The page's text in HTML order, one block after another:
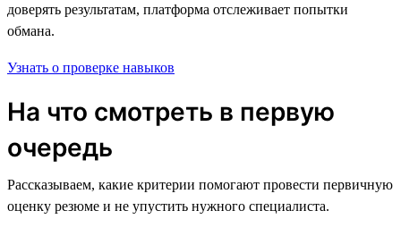
доверять результатам, платформа отслеживает попытки
обмана.
Узнать о проверке навыков
На что смотреть в первую
очередь
Рассказываем, какие критерии помогают провести первичную
оценку резюме и не упустить нужного специалиста.